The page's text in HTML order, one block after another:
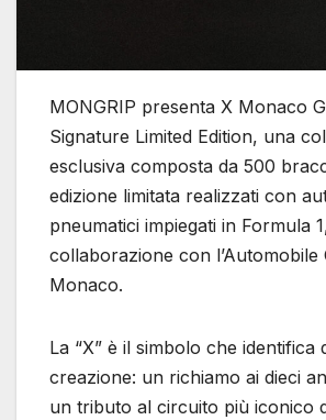
MONGRIP presenta X Monaco
Signature Limited Edition, una
esclusiva composta da 500
edizione limitata realizzati con
pneumatici impiegati in Formula
collaborazione con l’Automobile
Monaco.
La “X” è il simbolo che identifica
creazione: un richiamo ai dieci
un tributo al circuito più iconico